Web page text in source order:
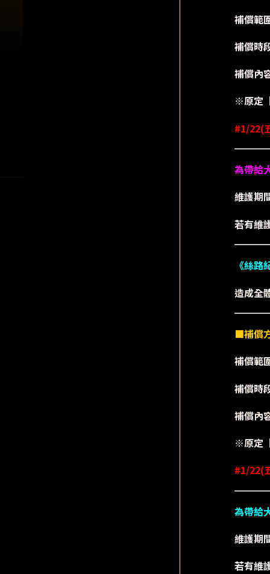
補償範
補償時
補償內
※原定
#1/22(
為帶給
維護期
若有維
《絲
造成全
■補償
補償範
補償時
補償內
※原定
#1/22(
為帶給
維護期
若有維